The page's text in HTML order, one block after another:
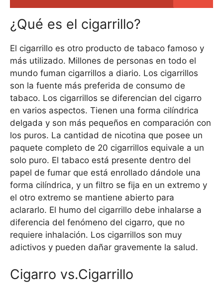
¿Qué es el cigarrillo?
El cigarrillo es otro producto de tabaco famoso y
más utilizado. Millones de personas en todo el
mundo fuman cigarrillos a diario. Los cigarrillos
son la fuente más preferida de consumo de
tabaco. Los cigarrillos se diferencian del cigarro
en varios aspectos. Tienen una forma cilíndrica
delgada y son más pequeños en comparación con
los puros. La cantidad de nicotina que posee un
paquete completo de 20 cigarrillos equivale a un
solo puro. El tabaco está presente dentro del
papel de fumar que está enrollado dándole una
forma cilíndrica, y un filtro se fija en un extremo y
el otro extremo se mantiene abierto para
aclararlo. El humo del cigarrillo debe inhalarse a
diferencia del fenómeno del cigarro, que no
requiere inhalación. Los cigarrillos son muy
adictivos y pueden dañar gravemente la salud.
Cigarro vs.Cigarrillo